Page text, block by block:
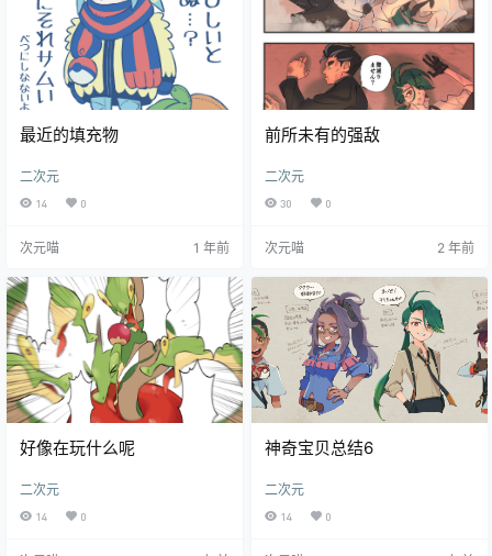
最近的填充物
二次元
14 0
次元喵 1 年前
前所未有的强敌
二次元
30 0
次元喵 2 年前
好像在玩什么呢
二次元
14 0
神奇宝贝总结6
二次元
14 0